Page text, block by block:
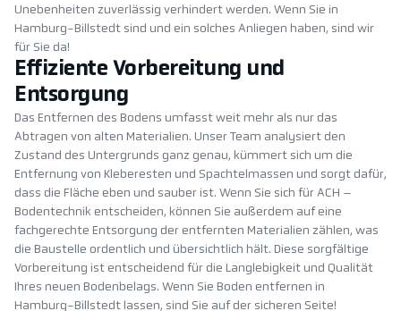
Unebenheiten zuverlässig verhindert werden. Wenn Sie in
Hamburg-Billstedt sind und ein solches Anliegen haben, sind wir
für Sie da!
Effiziente Vorbereitung und
Entsorgung
Das Entfernen des Bodens umfasst weit mehr als nur das
Abtragen von alten Materialien. Unser Team analysiert den
Zustand des Untergrunds ganz genau, kümmert sich um die
Entfernung von Kleberesten und Spachtelmassen und sorgt dafür,
dass die Fläche eben und sauber ist. Wenn Sie sich für ACH –
Bodentechnik entscheiden, können Sie außerdem auf eine
fachgerechte Entsorgung der entfernten Materialien zählen, was
die Baustelle ordentlich und übersichtlich hält. Diese sorgfältige
Vorbereitung ist entscheidend für die Langlebigkeit und Qualität
Ihres neuen Bodenbelags. Wenn Sie Boden entfernen in
Hamburg-Billstedt lassen, sind Sie auf der sicheren Seite!